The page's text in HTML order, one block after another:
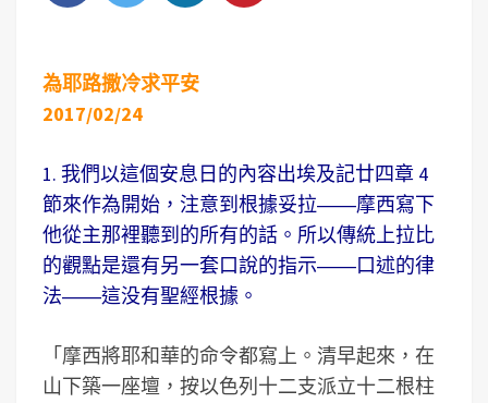
為耶路撒冷求平安
2017/02/24
1. 我們以這個安息日的內容出埃及記廿四章 4
節來作為開始，注意到根據妥拉――摩西寫下
他從主那裡聽到的所有的話。所以傳統上拉比
的觀點是還有另一套口說的指示――口述的律
法――這没有聖經根據。
「摩西將耶和華的命令都寫上。清早起來，在
山下築一座壇，按以色列十二支派立十二根柱